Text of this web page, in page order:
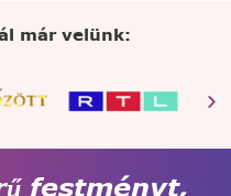
már velünk:
festményt,